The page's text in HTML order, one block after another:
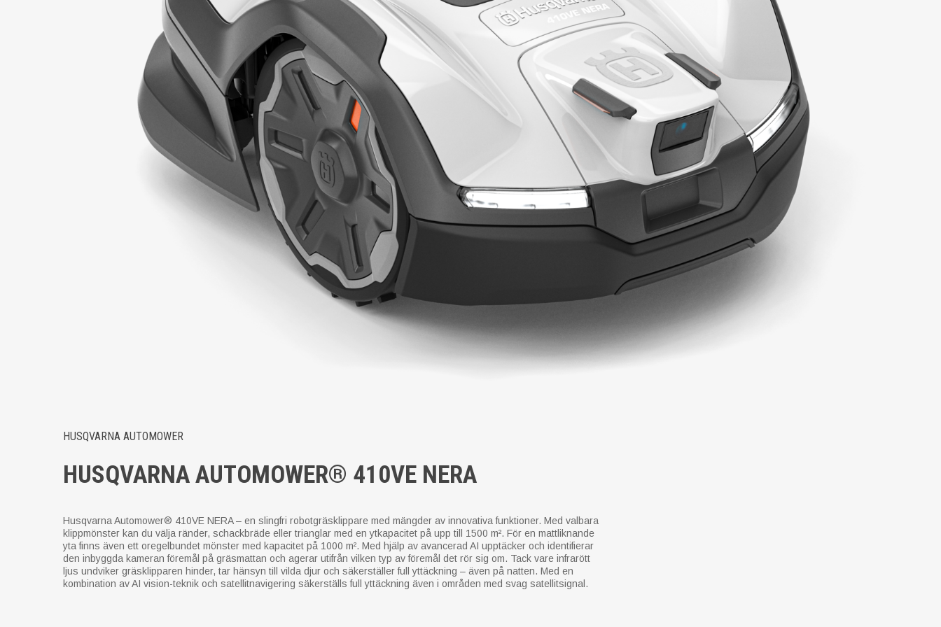
HUSQVARNA AUTOMOWER
HUSQVARNA AUTOMOWER® 410VE NERA
Husqvarna Automower® 410VE NERA – en slingfri robotgräsklippare med mängder av innovativa funktioner. Med valbara
klippmönster kan du välja ränder, schackbräde eller trianglar med en ytkapacitet på upp till 1500 m². För en mattliknande
yta finns även ett oregelbundet mönster med kapacitet på 1000 m². Med hjälp av avancerad AI upptäcker och identifierar
den inbyggda kameran föremål på gräsmattan och agerar utifrån vilken typ av föremål det rör sig om. Tack vare infrarött
ljus undviker gräsklipparen hinder, tar hänsyn till vilda djur och säkerställer full yttäckning – även på natten. Med en
kombination av AI vision-teknik och satellitnavigering säkerställs full yttäckning även i områden med svag satellitsignal.